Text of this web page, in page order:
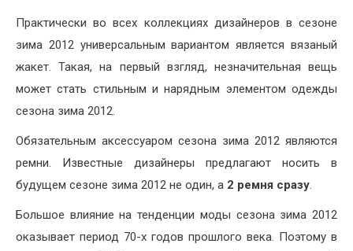
Практически во всех коллекциях дизайнеров в сезоне
зима 2012 универсальным вариантом является вязаный
жакет. Такая, на первый взгляд, незначительная вещь
может стать стильным и нарядным элементом одежды
сезона зима 2012.
Обязательным аксессуаром сезона зима 2012 являются
ремни. Известные дизайнеры предлагают носить в
будущем сезоне зима 2012 не один, а 2 ремня сразу.
Большое влияние на тенденции моды сезона зима 2012
оказывает период 70-х годов прошлого века. Поэтому в